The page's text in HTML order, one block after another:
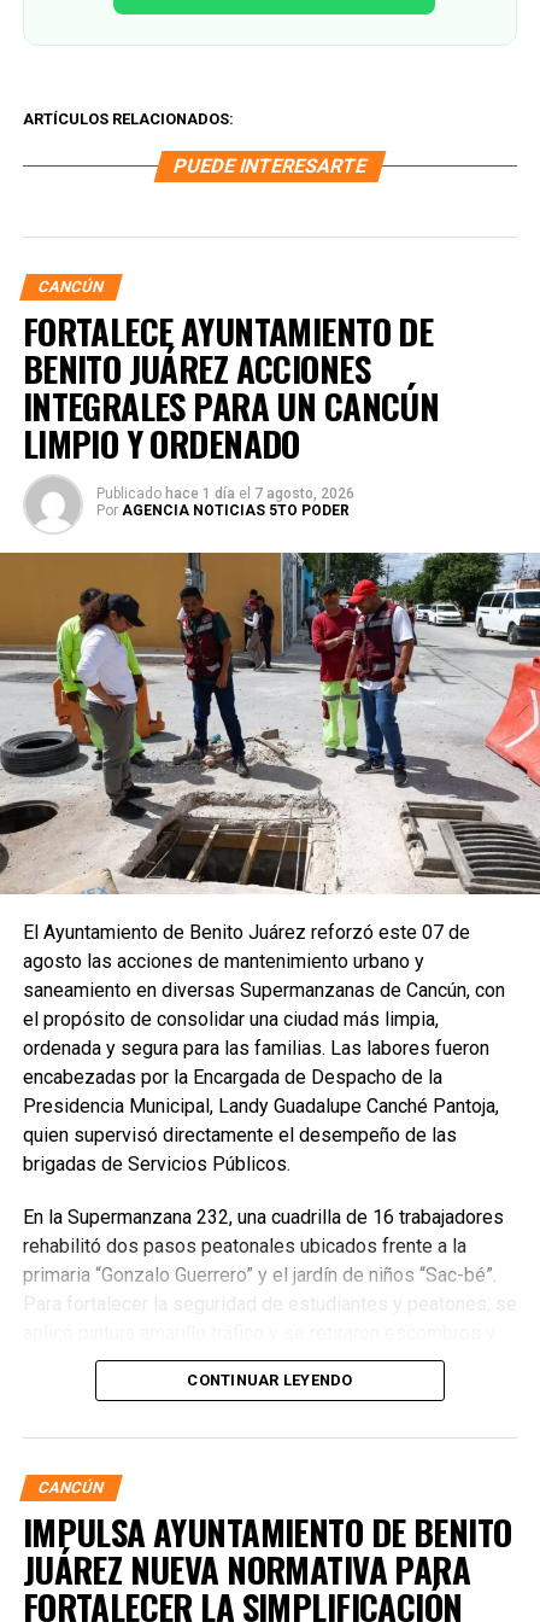
ARTÍCULOS RELACIONADOS:
PUEDE INTERESARTE
CANCÚN
FORTALECE AYUNTAMIENTO DE
BENITO JUÁREZ ACCIONES
INTEGRALES PARA UN CANCÚN
LIMPIO Y ORDENADO
Publicado hace 1 día el 7 agosto, 2026
Por AGENCIA NOTICIAS 5TO PODER
El Ayuntamiento de Benito Juárez reforzó este 07 de
agosto las acciones de mantenimiento urbano y
saneamiento en diversas Supermanzanas de Cancún, con
el propósito de consolidar una ciudad más limpia,
ordenada y segura para las familias. Las labores fueron
encabezadas por la Encargada de Despacho de la
Presidencia Municipal, Landy Guadalupe Canché Pantoja,
quien supervisó directamente el desempeño de las
brigadas de Servicios Públicos.
En la Supermanzana 232, una cuadrilla de 16 trabajadores
rehabilitó dos pasos peatonales ubicados frente a la
primaria “Gonzalo Guerrero” y el jardín de niños “Sac-bé”.
Para fortalecer la seguridad de estudiantes y peatones, se
residuos vegetales acumulados en la zona. Estas
acciones buscan garantizar entornos escolares más
CONTINUAR LEYENDO
CANCÚN
IMPULSA AYUNTAMIENTO DE BENITO
JUÁREZ NUEVA NORMATIVA PARA
FORTALECER LA SIMPLIFICACIÓN